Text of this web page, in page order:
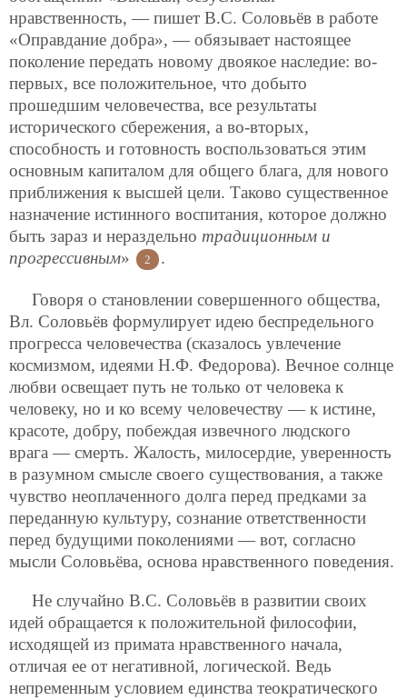
нравственность, — пишет В.С. Соловьёв в работе
«Оправдание добра», — обязывает настоящее
поколение передать новому двоякое наследие: во-
первых, все положительное, что добыто
прошедшим человечества, все результаты
исторического сбережения, а во-вторых,
способность и готовность воспользоваться этим
основным капиталом для общего блага, для нового
приближения к высшей цели. Таково существенное
назначение истинного воспитания, которое должно
быть зараз и нераздельно традиционным и
прогрессивным» 2 .
Говоря о становлении совершенного общества,
Вл. Соловьёв формулирует идею беспредельного
прогресса человечества (сказалось увлечение
космизмом, идеями Н.Ф. Федорова). Вечное солнце
любви освещает путь не только от человека к
человеку, но и ко всему человечеству — к истине,
красоте, добру, побеждая извечного людского
врага — смерть. Жалость, милосердие, уверенность
в разумном смысле своего существования, а также
чувство неоплаченного долга перед предками за
переданную культуру, сознание ответственности
перед будущими поколениями — вот, согласно
мысли Соловьёва, основа нравственного поведения.
Не случайно В.С. Соловьёв в развитии своих
идей обращается к положительной философии,
исходящей из примата нравственного начала,
отличая ее от негативной, логической. Ведь
непременным условием единства теократического